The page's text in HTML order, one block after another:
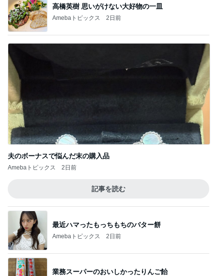
高橋英樹 思いがけない大好物の一皿
Amebaトピックス 2日前
夫のボーナスで悩んだ末の購入品
Amebaトピックス 2日前
記事を読む
最近ハマったもっちもちのバター餅
Amebaトピックス 2日前
業務スーパーのおいしかったりんご飴